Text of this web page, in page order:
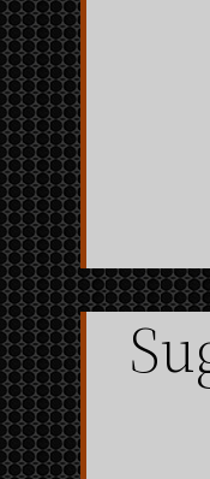
Sari
la
conținut